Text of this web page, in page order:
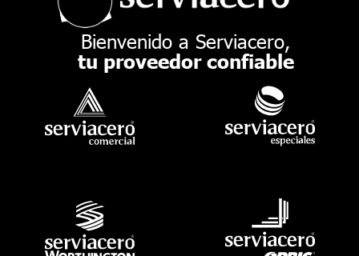
Bienvenido a Serviacero,
tu proveedor confiable